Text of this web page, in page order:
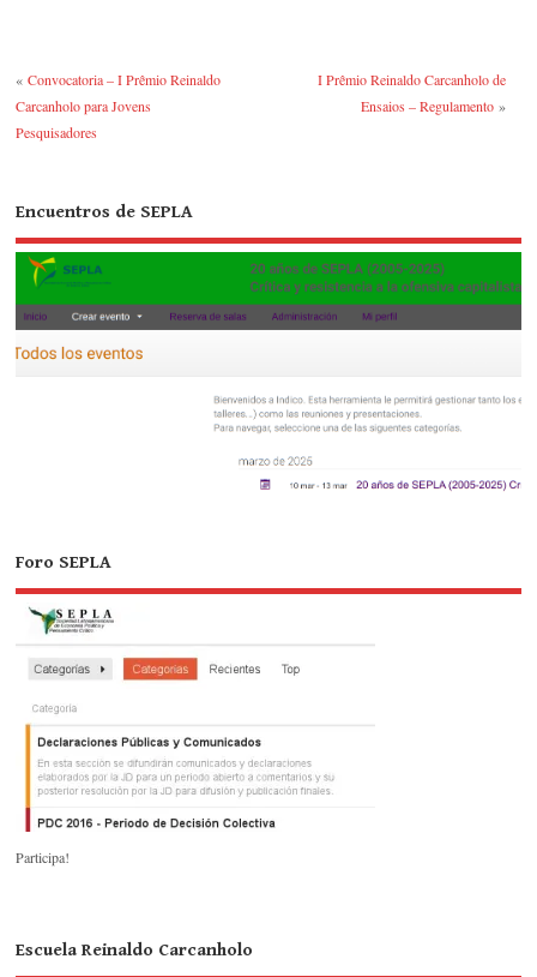
r
«Convocatoria – I Prêmio Reinaldo
Carcanholo para Jovens
Pesquisadores
I Prêmio Reinaldo Carcanholo de
Ensaios – Regulamento»
Encuentros de SEPLA
Foro SEPLA
Participa!
Escuela Reinaldo Carcanholo